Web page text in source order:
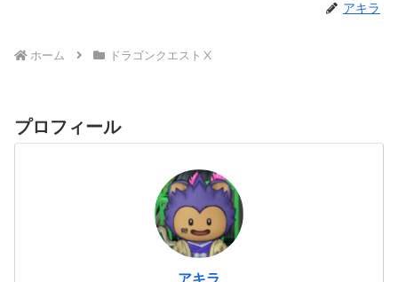
アキラ
ホーム ドラゴンクエストⅩ
プロフィール
アキラ